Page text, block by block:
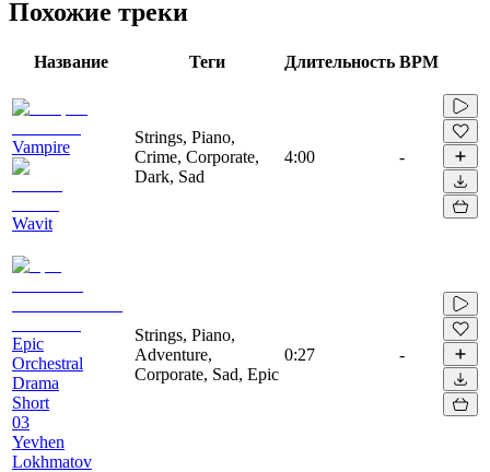
Похожие треки
Название Теги Длительность BPM
Vampire
Wavit
Strings, Piano,
Crime, Corporate,
Dark, Sad
4:00 -
Epic
Orchestral
Drama
Short
03
Yevhen
Lokhmatov
Strings, Piano,
Adventure,
Corporate, Sad, Epic
0:27 -